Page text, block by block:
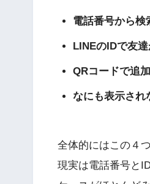
LINEの知り
４つに分かれてい